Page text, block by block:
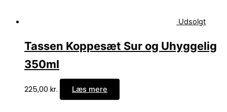
Udsolgt
Tassen Koppesæt Sur og Uhyggelig
350ml
225,00 kr. Læs mere